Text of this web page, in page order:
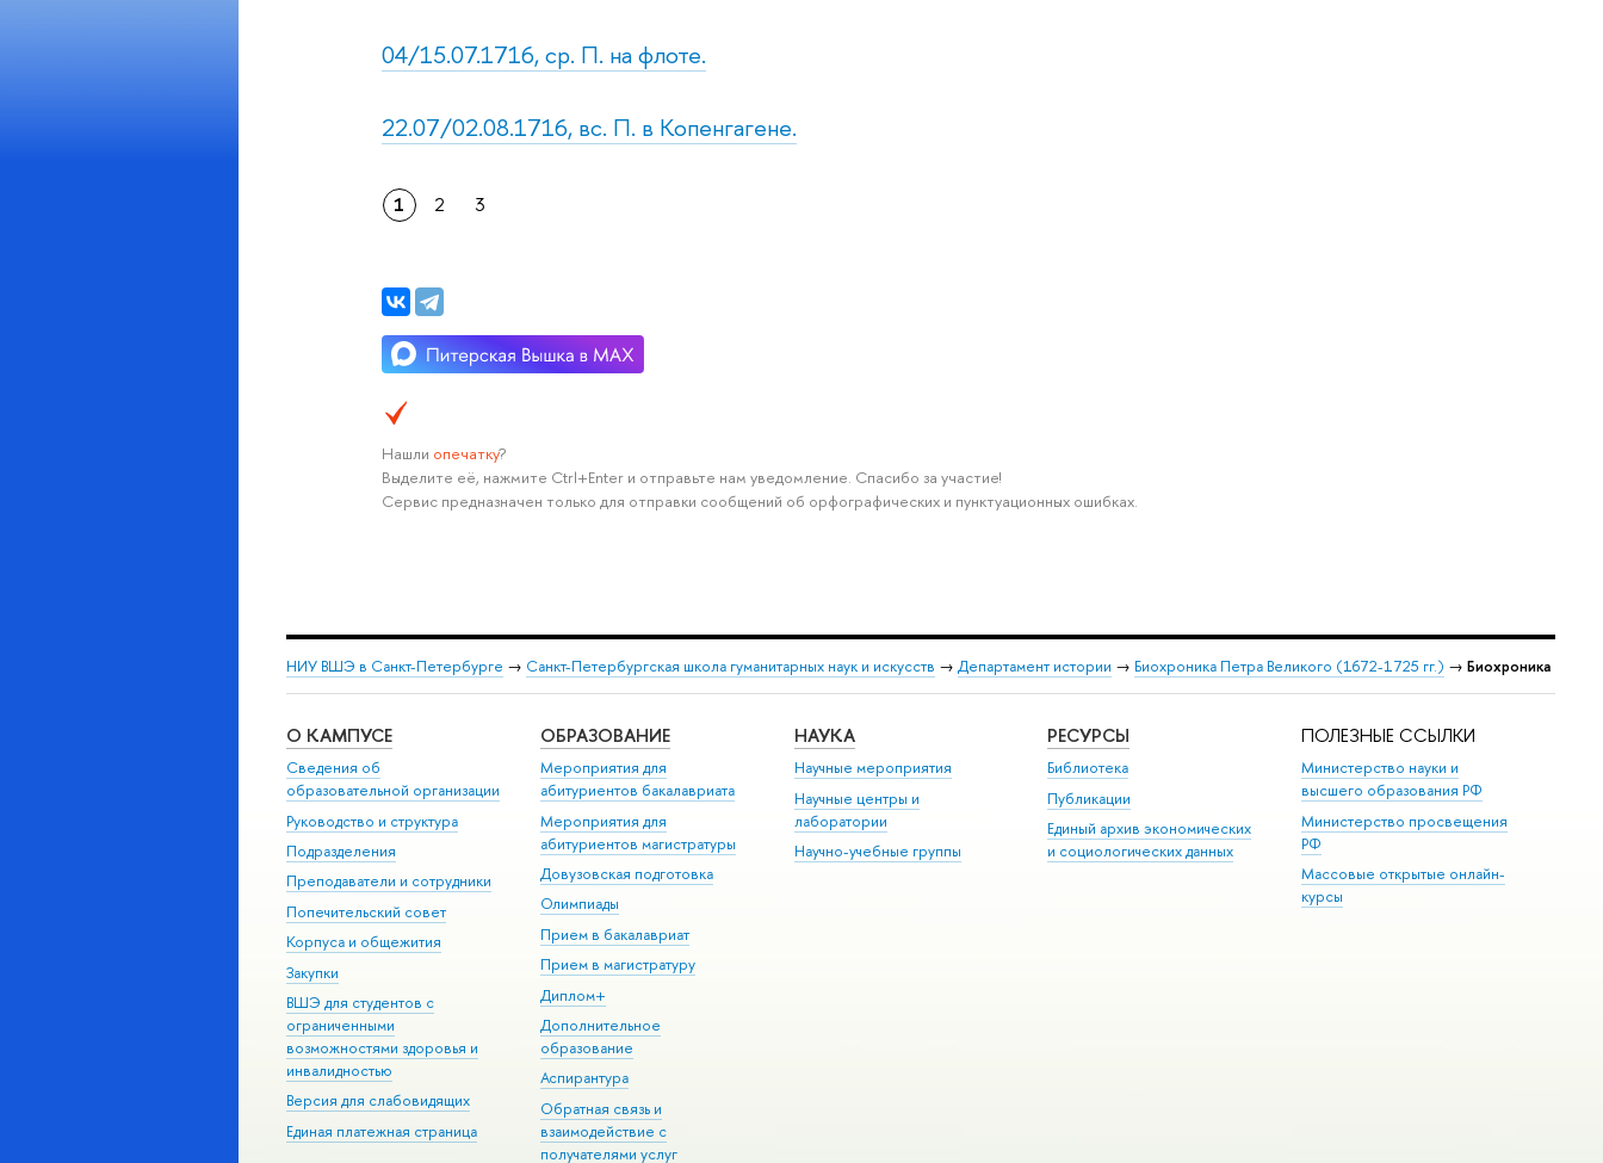
04/15.07.1716, ср. П. на флоте.
22.07/02.08.1716, вс. П. в Копенгагене.
1 2 3
Нашли опечатку?
Выделите её, нажмите Ctrl+Enter и отправьте нам уведомление. Спасибо за участие!
Сервис предназначен только для отправки сообщений об орфографических и пунктуационных ошибках.
НИУ ВШЭ в Санкт-Петербурге → Санкт-Петербургская школа гуманитарных наук и искусств → Департамент истории → Биохроника Петра Великого (1672-1725 гг.) → Биохроника
О КАМПУСЕ
Сведения об
образовательной организации
Руководство и структура
Подразделения
Преподаватели и сотрудники
Попечительский совет
Корпуса и общежития
Закупки
ВШЭ для студентов с
ограниченными
возможностями здоровья и
инвалидностью
Версия для слабовидящих
Единая платежная страница
ОБРАЗОВАНИЕ
Мероприятия для
абитуриентов бакалавриата
Мероприятия для
абитуриентов магистратуры
Довузовская подготовка
Олимпиады
Прием в бакалавриат
Прием в магистратуру
Диплом+
Дополнительное
образование
Аспирантура
Обратная связь и
взаимодействие с
получателями услуг
НАУКА
Научные мероприятия
Научные центры и
лаборатории
Научно-учебные группы
РЕСУРСЫ
Библиотека
Публикации
Единый архив экономических
и социологических данных
ПОЛЕЗНЫЕ ССЫЛКИ
Министерство науки и
высшего образования РФ
Министерство просвещения
РФ
Массовые открытые онлайн-
курсы